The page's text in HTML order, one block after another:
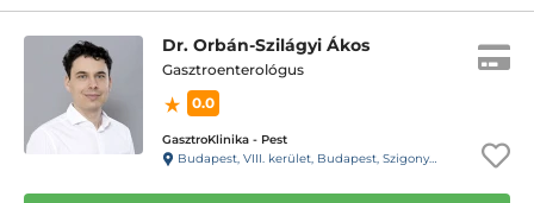
Dr. Orbán-Szilágyi Ákos
Gasztroenterológus
0.0
GasztroKlinika - Pest
Budapest, VIII. kerület, Budapest, Szigony u. 26-32